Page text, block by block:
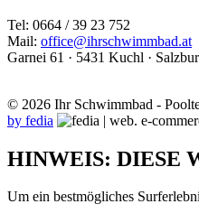
Tel: 0664 / 39 23 752
Mail: office@ihrschwimmbad.at
Garnei 61 · 5431 Kuchl ·
© 2026 Ihr Schwimmbad -
by fedia
HINWEIS: DIESE
Um ein bestmögliches